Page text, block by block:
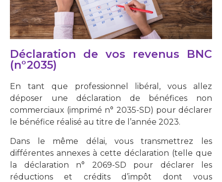
Déclaration de vos revenus BNC
(n°2035)
En tant que professionnel libéral, vous allez
déposer une déclaration de bénéfices non
commerciaux (imprimé n° 2035-SD) pour déclarer
le bénéfice réalisé au titre de l’année 2023.
Dans le même délai, vous transmettrez les
différentes annexes à cette déclaration (telle que
la déclaration n° 2069-SD pour déclarer les
réductions et crédits d’impôt dont vous